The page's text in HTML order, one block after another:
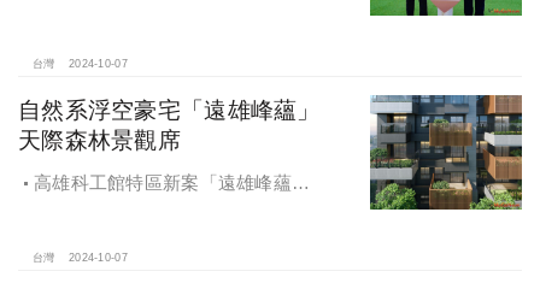
民復原家園
台灣 2024-10-07
自然系浮空豪宅「遠雄峰蘊」
天際森林景觀席
高雄科工館特區新案「遠雄峰蘊」
台灣 2024-10-07